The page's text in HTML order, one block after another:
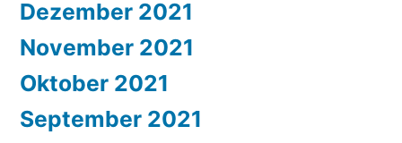
Dezember 2021
November 2021
Oktober 2021
September 2021